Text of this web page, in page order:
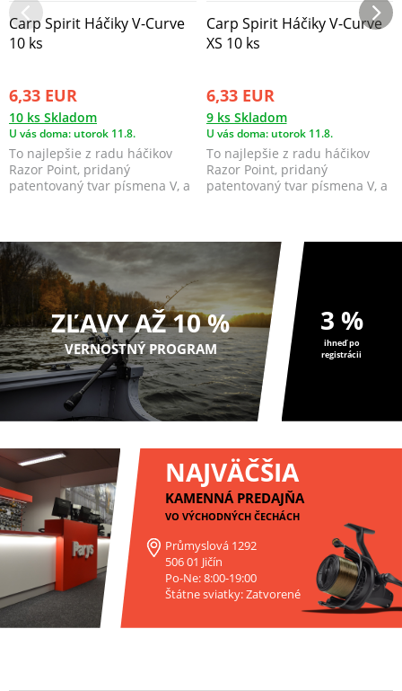
Carp Spirit Háčiky V-Curve
10 ks
6,33 EUR
10 ks Skladom
U vás doma: utorok 11.8.
To najlepšie z radu háčikov
Razor Point, pridaný
patentovaný tvar písmena V, a
Carp Spirit Háčiky V-Curve
XS 10 ks
6,33 EUR
9 ks Skladom
U vás doma: utorok 11.8.
To najlepšie z radu háčikov
Razor Point, pridaný
patentovaný tvar písmena V, a
ZĽAVY AŽ 10 %
VERNOSTNÝ PROGRAM
3 %
ihneď po
registrácii
NAJVÄČŠIA
KAMENNÁ PREDAJŇA
VO VÝCHODNÝCH ČECHÁCH
Průmyslová 1292
506 01 Jičín
Po-Ne: 8:00-19:00
Štátne sviatky: Zatvorené